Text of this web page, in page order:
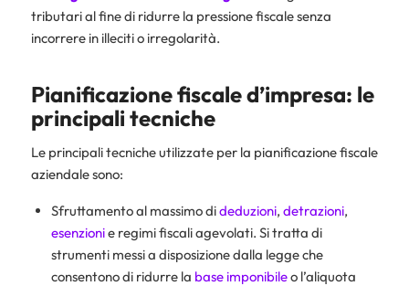
tributari al fine di ridurre la pressione fiscale senza
incorrere in illeciti o irregolarità.
Pianificazione fiscale d’impresa: le
principali tecniche
Le principali tecniche utilizzate per la pianificazione fiscale
aziendale sono:
Sfruttamento al massimo dideduzioni, detrazioni,
esenzionie regimi fiscali agevolati. Si tratta di
strumenti messi a disposizione dalla legge che
consentono di ridurre la base imponibileo l’aliquota